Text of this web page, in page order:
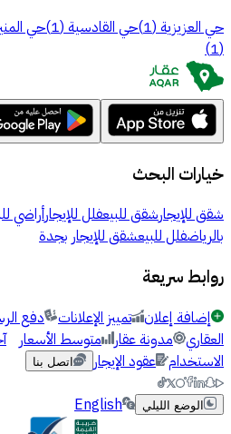
حي العزيزية(
1
)حي القادسية(
1
)حي
(
1
)
خيارات البحث
شقق للإيجارشقق للبيعفلل للإيجارأراضي
بالرياضفلل للبيعشقق للإيجار بجدة
روابط سريعة
إضافة إعلان تمييز الإعلانات دفع
العقاري مدونة عقار متوسط الأسعار
الاستخدام عقود الإيجار اتصل بنا
الوضع الليلي English